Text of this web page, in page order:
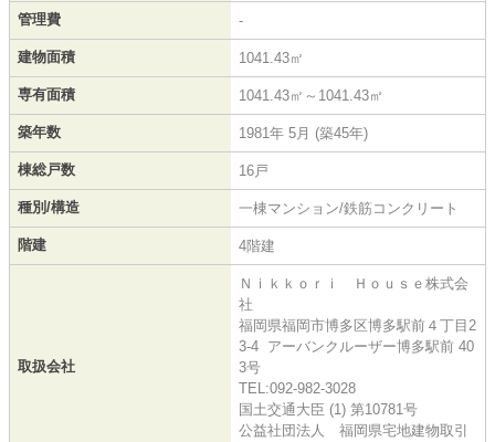
管理費 -
建物面積 1041.43㎡
専有面積 1041.43㎡～1041.43㎡
築年数 1981年 5月 (築45年)
棟総戸数 16戸
種別/構造 一棟マンション/鉄筋コンクリート
階建 4階建
取扱会社
Ｎｉｋｋｏｒｉ Ｈｏｕｓｅ株式会
社
福岡県福岡市博多区博多駅前４丁目2
3-4 アーバンクルーザー博多駅前 40
3号
TEL:092-982-3028
国土交通大臣 (1) 第10781号
公益社団法人 福岡県宅地建物取引